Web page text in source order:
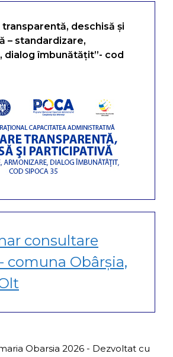
transparentă, deschisă și
– standardizare,
dialog îmbunătățit”- cod
consultare
comuna Obârșia,
Obarsia 2026 - Dezvoltat cu